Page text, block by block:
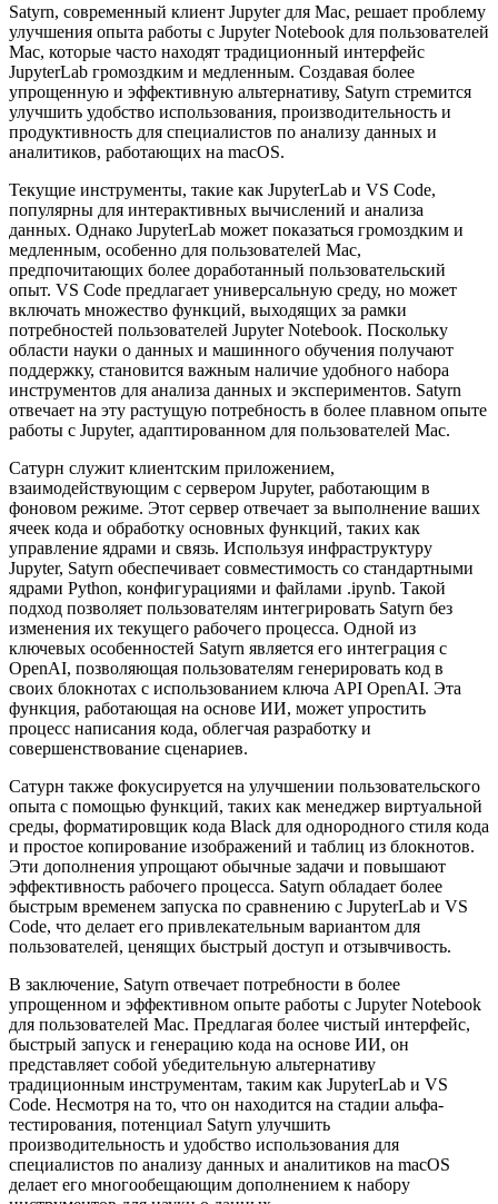
Satyrn, современный клиент Jupyter для Mac, решает проблему
улучшения опыта работы с Jupyter Notebook для пользователей
Mac, которые часто находят традиционный интерфейс
JupyterLab громоздким и медленным. Создавая более
упрощенную и эффективную альтернативу, Satyrn стремится
улучшить удобство использования, производительность и
продуктивность для специалистов по анализу данных и
аналитиков, работающих на macOS.
Текущие инструменты, такие как JupyterLab и VS Code,
популярны для интерактивных вычислений и анализа
данных. Однако JupyterLab может показаться громоздким и
медленным, особенно для пользователей Mac,
предпочитающих более доработанный пользовательский
опыт. VS Code предлагает универсальную среду, но может
включать множество функций, выходящих за рамки
потребностей пользователей Jupyter Notebook. Поскольку
области науки о данных и машинного обучения получают
поддержку, становится важным наличие удобного набора
инструментов для анализа данных и экспериментов. Satyrn
отвечает на эту растущую потребность в более плавном опыте
работы с Jupyter, адаптированном для пользователей Mac.
Сатурн служит клиентским приложением,
взаимодействующим с сервером Jupyter, работающим в
фоновом режиме. Этот сервер отвечает за выполнение ваших
ячеек кода и обработку основных функций, таких как
управление ядрами и связь. Используя инфраструктуру
Jupyter, Satyrn обеспечивает совместимость со стандартными
ядрами Python, конфигурациями и файлами .ipynb. Такой
подход позволяет пользователям интегрировать Satyrn без
изменения их текущего рабочего процесса. Одной из
ключевых особенностей Satyrn является его интеграция с
OpenAI, позволяющая пользователям генерировать код в
своих блокнотах с использованием ключа API OpenAI. Эта
функция, работающая на основе ИИ, может упростить
процесс написания кода, облегчая разработку и
совершенствование сценариев.
Сатурн также фокусируется на улучшении пользовательского
опыта с помощью функций, таких как менеджер виртуальной
среды, форматировщик кода Black для однородного стиля кода
и простое копирование изображений и таблиц из блокнотов.
Эти дополнения упрощают обычные задачи и повышают
эффективность рабочего процесса. Satyrn обладает более
быстрым временем запуска по сравнению с JupyterLab и VS
Code, что делает его привлекательным вариантом для
пользователей, ценящих быстрый доступ и отзывчивость.
В заключение, Satyrn отвечает потребности в более
упрощенном и эффективном опыте работы с Jupyter Notebook
для пользователей Mac. Предлагая более чистый интерфейс,
быстрый запуск и генерацию кода на основе ИИ, он
представляет собой убедительную альтернативу
традиционным инструментам, таким как JupyterLab и VS
Code. Несмотря на то, что он находится на стадии альфа-
тестирования, потенциал Satyrn улучшить
производительность и удобство использования для
специалистов по анализу данных и аналитиков на macOS
делает его многообещающим дополнением к набору